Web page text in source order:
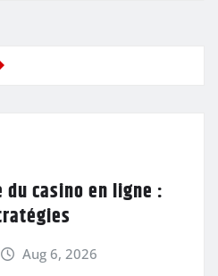
du casino en ligne :
Aug 6, 2026